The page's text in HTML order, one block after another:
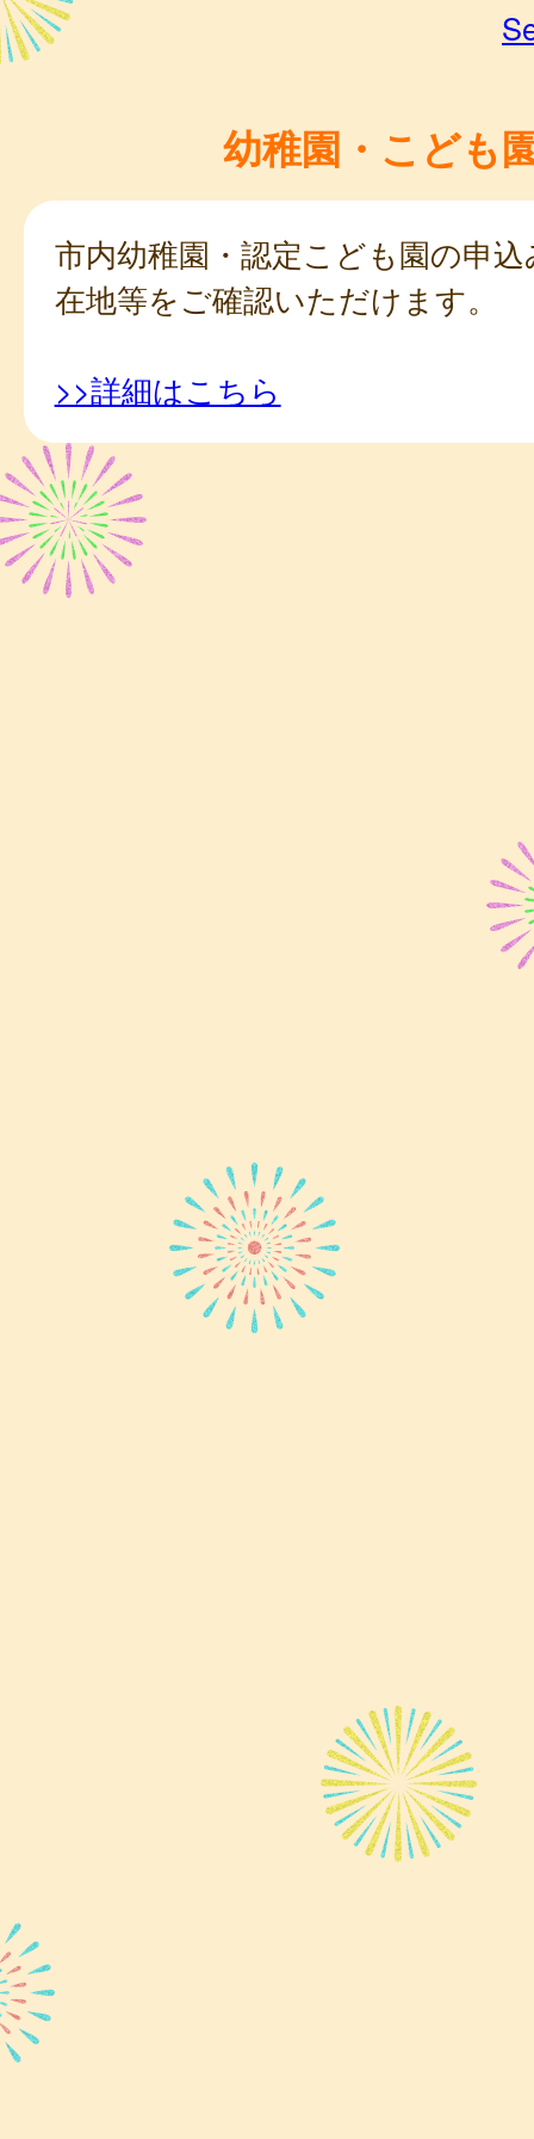
幼稚園・こども
市内幼稚園・認定こども園の申
在地等をご確認いただけます。
>>詳細はこちら